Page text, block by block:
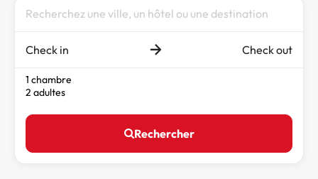
Check in Check out
1 chambre
2 adultes
Rechercher